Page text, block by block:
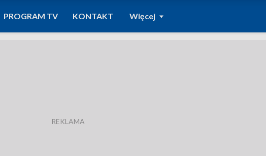
PROGRAM TV KONTAKT Więcej